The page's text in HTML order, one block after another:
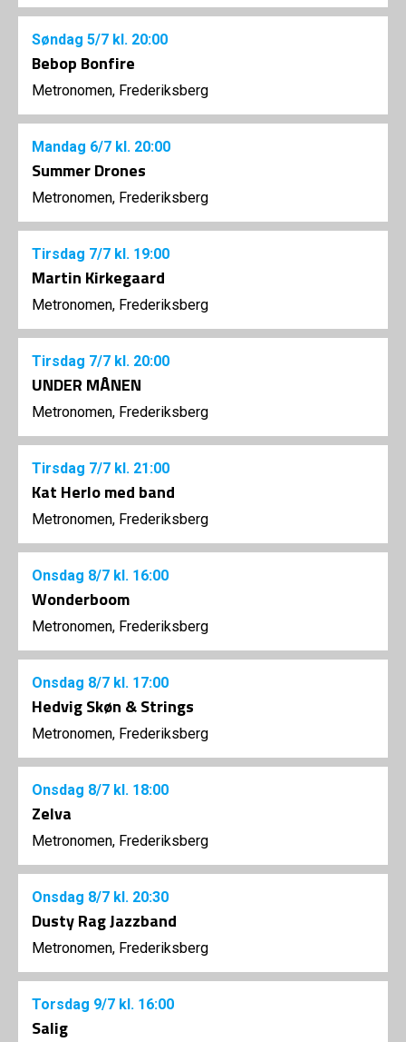
Søndag 5/7 kl. 20:00
Bebop Bonfire
Metronomen, Frederiksberg
Mandag 6/7 kl. 20:00
Summer Drones
Metronomen, Frederiksberg
Tirsdag 7/7 kl. 19:00
Martin Kirkegaard
Metronomen, Frederiksberg
Tirsdag 7/7 kl. 20:00
UNDER MÅNEN
Metronomen, Frederiksberg
Tirsdag 7/7 kl. 21:00
Kat Herlo med band
Metronomen, Frederiksberg
Onsdag 8/7 kl. 16:00
Wonderboom
Metronomen, Frederiksberg
Onsdag 8/7 kl. 17:00
Hedvig Skøn & Strings
Metronomen, Frederiksberg
Onsdag 8/7 kl. 18:00
Zelva
Metronomen, Frederiksberg
Onsdag 8/7 kl. 20:30
Dusty Rag Jazzband
Metronomen, Frederiksberg
Torsdag 9/7 kl. 16:00
Salig